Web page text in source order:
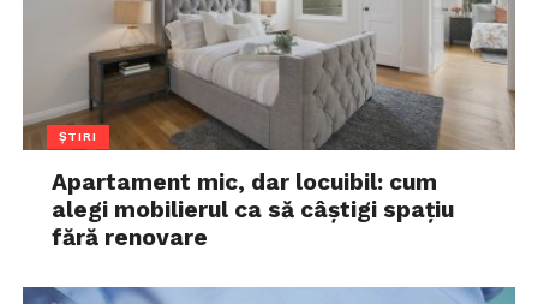
ȘTIRI
Apartament mic, dar locuibil: cum
alegi mobilierul ca să câștigi spațiu
fără renovare